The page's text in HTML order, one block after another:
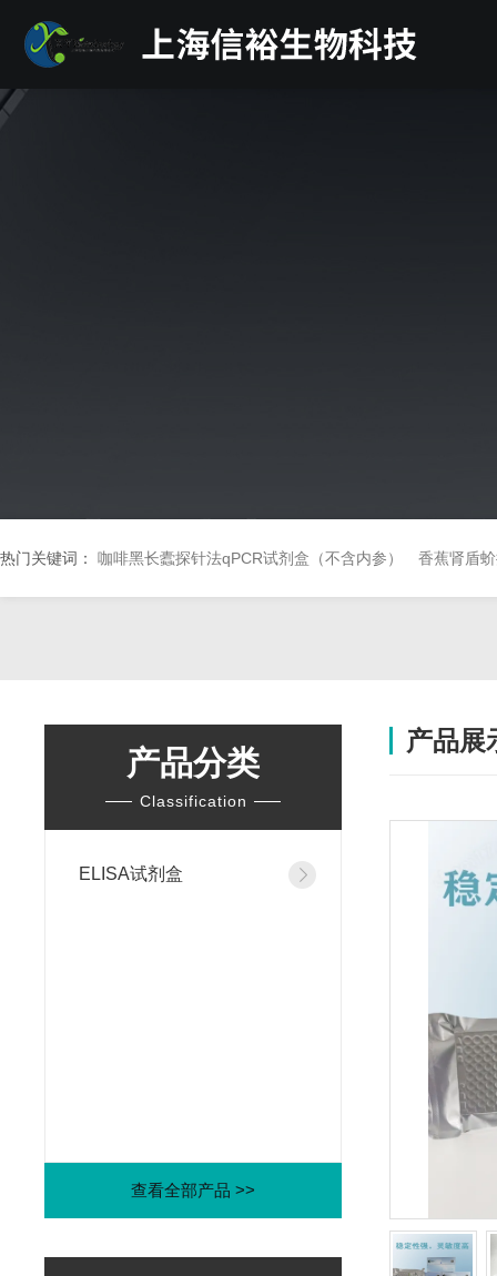
热门关键词： 咖啡黑长蠹探针法qPCR试剂盒（不含内参） 香蕉肾盾
产品分类
Classification
ELISA试剂盒
查看全部产品 >>
产品展